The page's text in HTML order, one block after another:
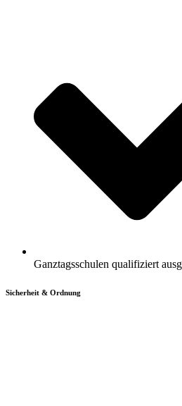
Ganztagsschulen qualifiziert
Sicherheit & Ordnung